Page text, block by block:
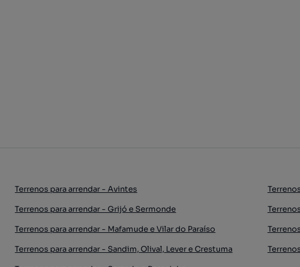
Terrenos para arrendar - Avintes
Terrenos para arrendar - Grijó e Sermonde
Terrenos para arrendar - Mafamude e Vilar do Paraíso
Terrenos para arrendar - Sandim, Olival, Lever e Crestuma